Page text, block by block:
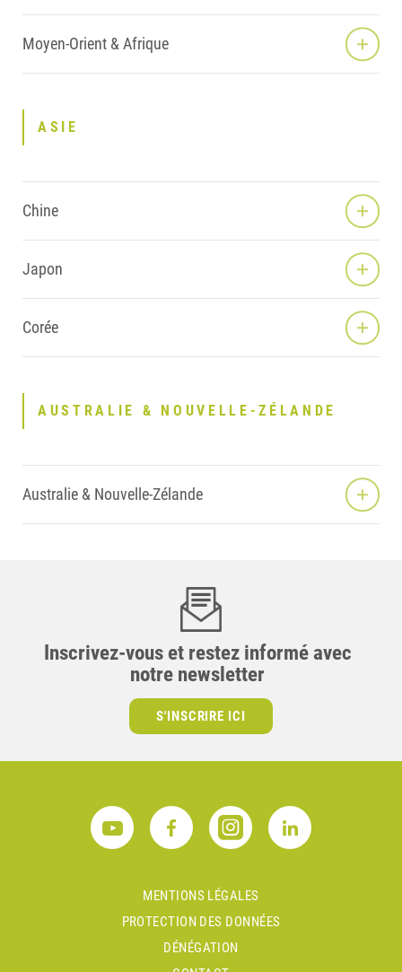
Moyen-Orient & Afrique
ASIE
Chine
Japon
Corée
AUSTRALIE & NOUVELLE-ZÉLANDE
Australie & Nouvelle-Zélande
Inscrivez-vous et restez informé avec
notre newsletter
S'INSCRIRE ICI
MENTIONS LÉGALES
PROTECTION DES DONNÉES
DÉNÉGATION